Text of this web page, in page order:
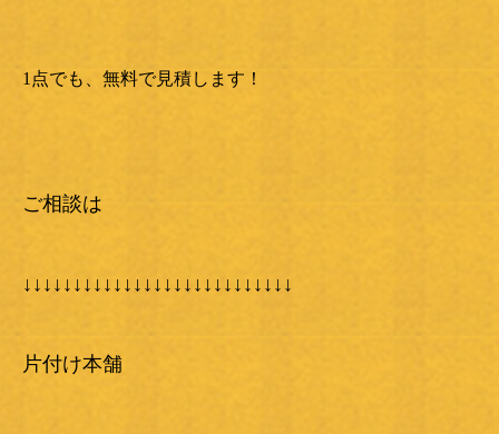
1点でも、無料で見積します！
ご相談は
↓↓↓↓↓↓↓↓↓↓↓↓↓↓↓↓↓↓↓↓↓↓↓↓↓↓↓
片付け本舗